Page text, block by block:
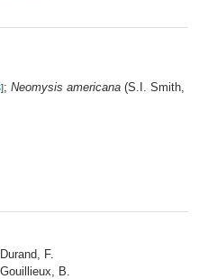
]; Neomysis americana (S.I. Smith,
Durand, F.
Gouillieux, B.